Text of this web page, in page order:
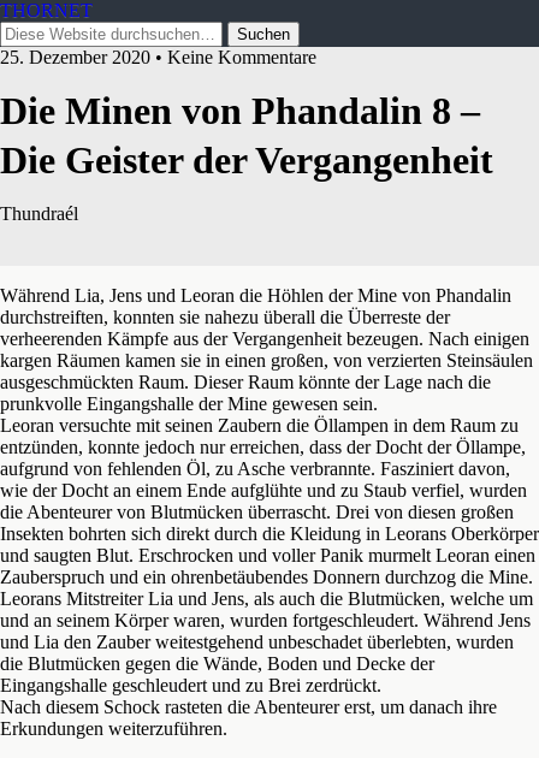
THORNET
25. Dezember 2020 • Keine Kommentare
Die Minen von Phandalin 8 –
Die Geister der Vergangenheit
Thundraél
Während Lia, Jens und Leoran die Höhlen der Mine von Phandalin
durchstreiften, konnten sie nahezu überall die Überreste der
verheerenden Kämpfe aus der Vergangenheit bezeugen. Nach einigen
kargen Räumen kamen sie in einen großen, von verzierten Steinsäulen
ausgeschmückten Raum. Dieser Raum könnte der Lage nach die
prunkvolle Eingangshalle der Mine gewesen sein.
Leoran versuchte mit seinen Zaubern die Öllampen in dem Raum zu
entzünden, konnte jedoch nur erreichen, dass der Docht der Öllampe,
aufgrund von fehlenden Öl, zu Asche verbrannte. Fasziniert davon,
wie der Docht an einem Ende aufglühte und zu Staub verfiel, wurden
die Abenteurer von Blutmücken überrascht. Drei von diesen großen
Insekten bohrten sich direkt durch die Kleidung in Leorans Oberkörper
und saugten Blut. Erschrocken und voller Panik murmelt Leoran einen
Zauberspruch und ein ohrenbetäubendes Donnern durchzog die Mine.
Leorans Mitstreiter Lia und Jens, als auch die Blutmücken, welche um
und an seinem Körper waren, wurden fortgeschleudert. Während Jens
und Lia den Zauber weitestgehend unbeschadet überlebten, wurden
die Blutmücken gegen die Wände, Boden und Decke der
Eingangshalle geschleudert und zu Brei zerdrückt.
Nach diesem Schock rasteten die Abenteurer erst, um danach ihre
Erkundungen weiterzuführen.